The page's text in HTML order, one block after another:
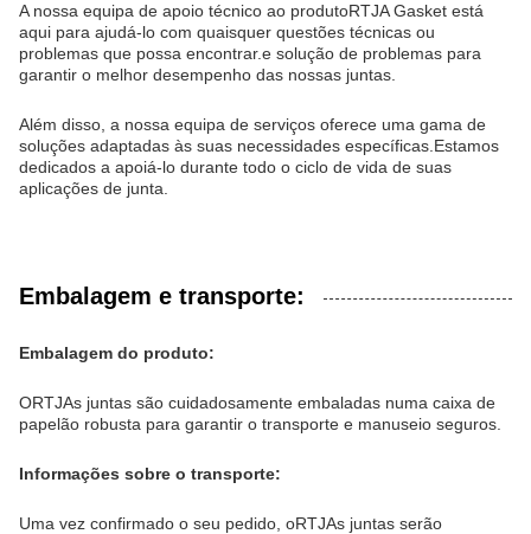
A nossa equipa de apoio técnico ao produtoRTJA Gasket está
aqui para ajudá-lo com quaisquer questões técnicas ou
problemas que possa encontrar.e solução de problemas para
garantir o melhor desempenho das nossas juntas.
Além disso, a nossa equipa de serviços oferece uma gama de
soluções adaptadas às suas necessidades específicas.Estamos
dedicados a apoiá-lo durante todo o ciclo de vida de suas
aplicações de junta.
Embalagem e transporte:
Embalagem do produto:
ORTJAs juntas são cuidadosamente embaladas numa caixa de
papelão robusta para garantir o transporte e manuseio seguros.
Informações sobre o transporte:
Uma vez confirmado o seu pedido, oRTJAs juntas serão